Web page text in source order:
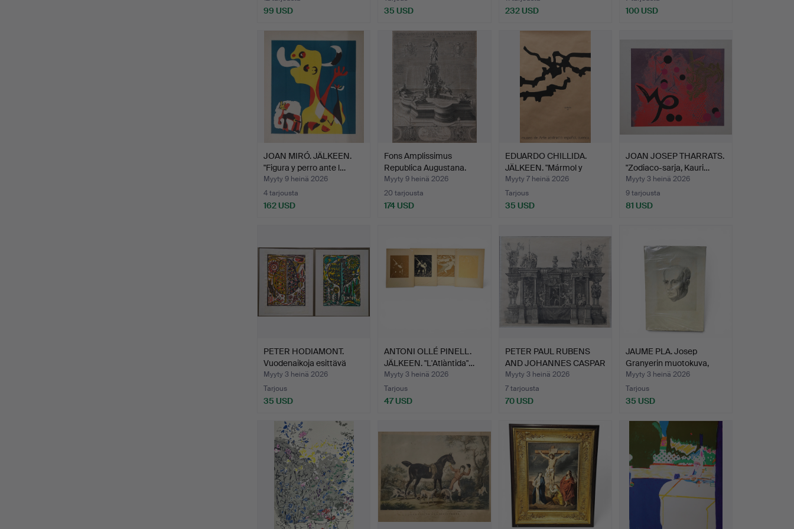
99 USD 35 USD 232 USD 100 USD
JOAN MIRÓ. JÄLKEEN.
"Figura y perro ante l…
Myyty 9 heinä 2026
4 tarjousta
162 USD
Fons Amplissimus
Republica Augustana.
Myyty 9 heinä 2026
20 tarjousta
174 USD
EDUARDO CHILLIDA.
JÄLKEEN. "Mármol y
plomo…
Myyty 7 heinä 2026
Tarjous
35 USD
JOAN JOSEP THARRATS.
"Zodiaco-sarja, Kauri…
Myyty 3 heinä 2026
9 tarjousta
81 USD
PETER HODIAMONT.
Vuodenaikoja esittävä
gra…
Myyty 3 heinä 2026
Tarjous
35 USD
ANTONI OLLÉ PINELL.
JÄLKEEN. "L'Atlàntida"…
Myyty 3 heinä 2026
Tarjous
47 USD
PETER PAUL RUBENS
AND JOHANNES CASPAR
GEVA…
Myyty 3 heinä 2026
7 tarjousta
70 USD
JAUME PLA. Josep
Granyerin muotokuva,
graf…
Myyty 3 heinä 2026
Tarjous
35 USD